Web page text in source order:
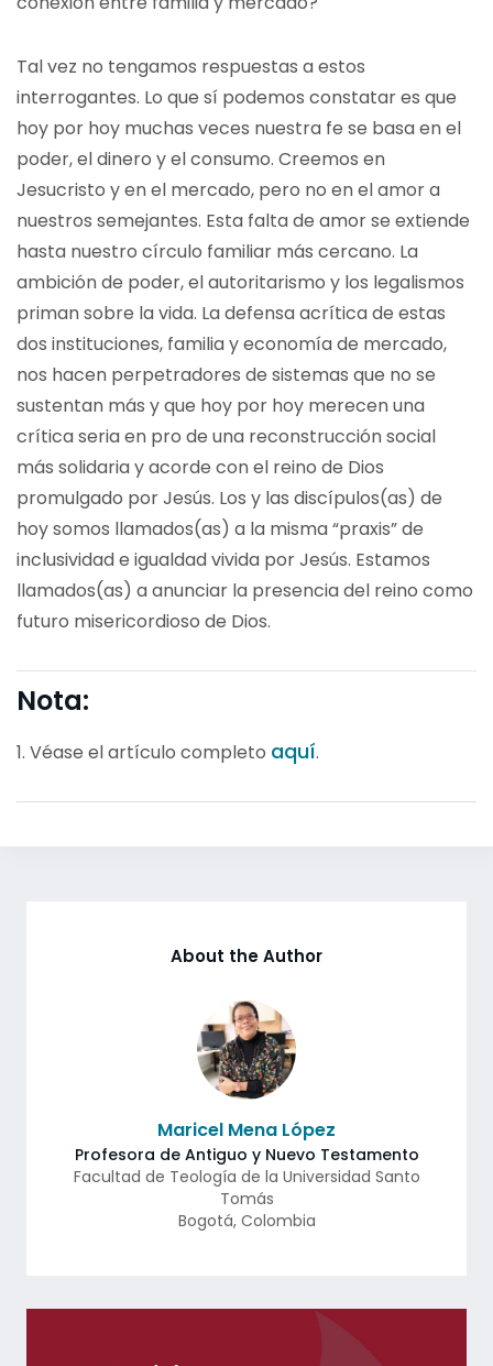
Tal vez no tengamos respuestas a estos
interrogantes. Lo que sí podemos constatar es que
hoy por hoy muchas veces nuestra fe se basa en el
poder, el dinero y el consumo. Creemos en
Jesucristo y en el mercado, pero no en el amor a
nuestros semejantes. Esta falta de amor se extiende
hasta nuestro círculo familiar más cercano. La
ambición de poder, el autoritarismo y los legalismos
priman sobre la vida. La defensa acrítica de estas
dos instituciones, familia y economía de mercado,
nos hacen perpetradores de sistemas que no se
sustentan más y que hoy por hoy merecen una
crítica seria en pro de una reconstrucción social
más solidaria y acorde con el reino de Dios
promulgado por Jesús. Los y las discípulos(as) de
hoy somos llamados(as) a la misma “praxis” de
inclusividad e igualdad vivida por Jesús. Estamos
llamados(as) a anunciar la presencia del reino como
futuro misericordioso de Dios.
Nota:
1. Véase el artículo completo aquí.
About the Author
Maricel Mena López
Profesora de Antiguo y Nuevo Testamento
Facultad de Teología de la Universidad Santo
Tomás
Bogotá, Colombia